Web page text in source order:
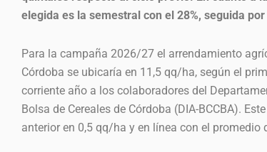
elegida es la semestral con el 28%, seguida
Para la campaña 2026/27 el arrendamiento
Córdoba se ubicaría en 11,5 qq/ha, según el
corriente año a los colaboradores del
Bolsa de Cereales de Córdoba (DIA-BCCBA).
anterior en 0,5 qq/ha y en línea con el